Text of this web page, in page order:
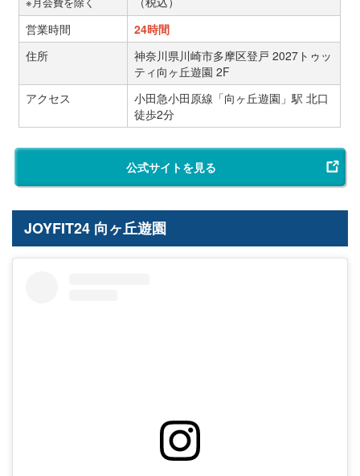
営業時間
24時間
住所
神奈川県川崎市多摩区登戸 2027トゥッ
ティ向ヶ丘遊園 2F
アクセス
小田急小田原線「向ヶ丘遊園」駅 北口
徒歩2分
公式サイトを見る
JOYFIT24 向ヶ丘遊園